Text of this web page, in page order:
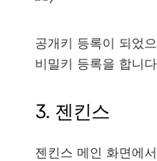
공개키 등록이 되었
비밀키 등록을 합니
3. 젠킨스
젠킨스 메인 화면에